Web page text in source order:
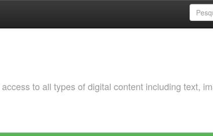
to all types of digital content including text,